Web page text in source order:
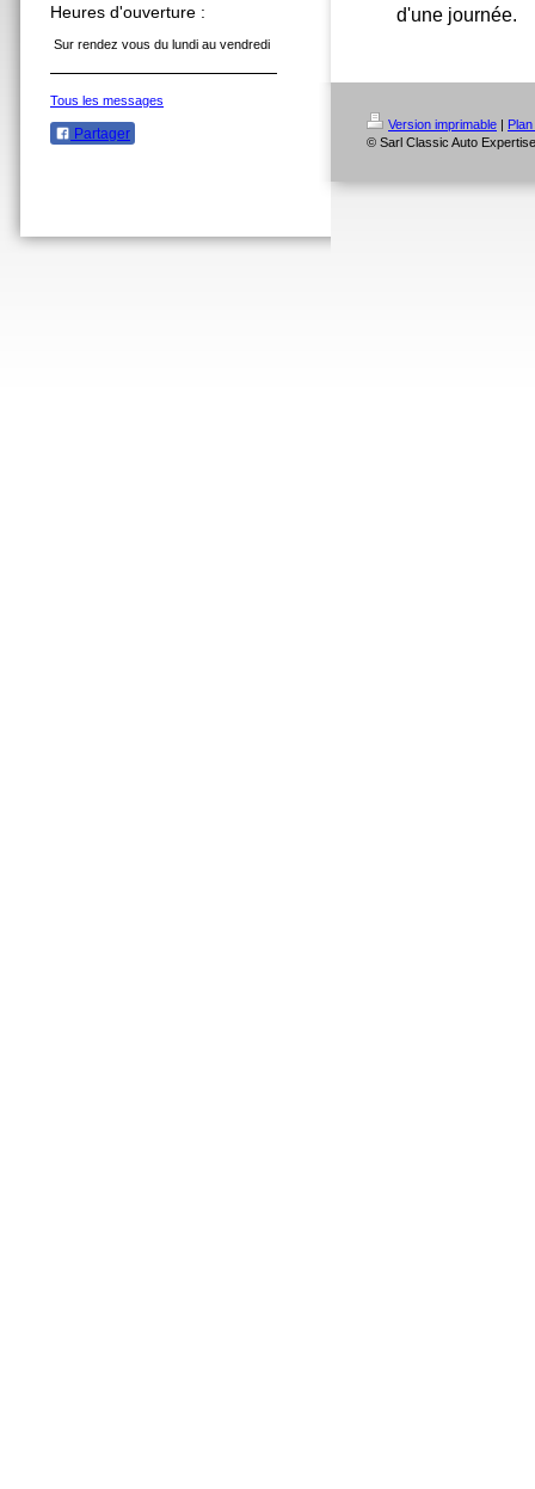
Heures d'ouverture :
Sur rendez vous du lundi au vendredi
Tous les messages
Partager
d'une journée.
Version imprimable |
© Sarl Classic Auto Expertise